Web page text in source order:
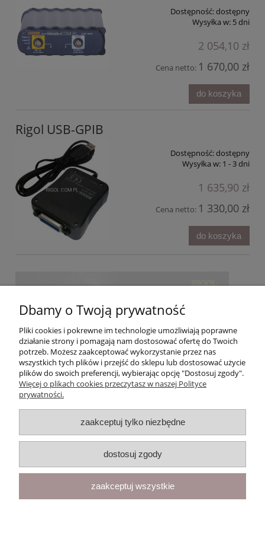
Dostępność:dostępny
Wysyłka w: 5 dni
2 054,10 zł
Cena netto: 1 670,00 zł
do koszyka
Rigol USB-GPIB
Dostępność:dostępny
Wysyłka w: 1 - 3 dni
1 635,90 zł
Cena netto: 1 330,00 zł
do koszyka
Moje konto
Gwarancja i zwroty
O firmie
Dbamy o Twoją prywatność
Pliki cookies i pokrewne im technologie umożliwiają poprawne
działanie strony i pomagają nam dostosować ofertę do Twoich
potrzeb. Możesz zaakceptować wykorzystanie przez nas
wszystkich tych plików i przejść do sklepu lub dostosować użycie
plików do swoich preferencji, wybierając opcję "Dostosuj zgody".
Więcej o plikach cookies przeczytasz w naszej Polityce
prywatności.
zaakceptuj tylko niezbędne
dostosuj zgody
zaakceptuj wszystkie